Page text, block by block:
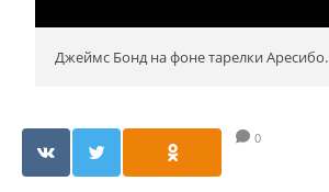
Джеймс Бонд на фоне тарелки Аресибо.
0